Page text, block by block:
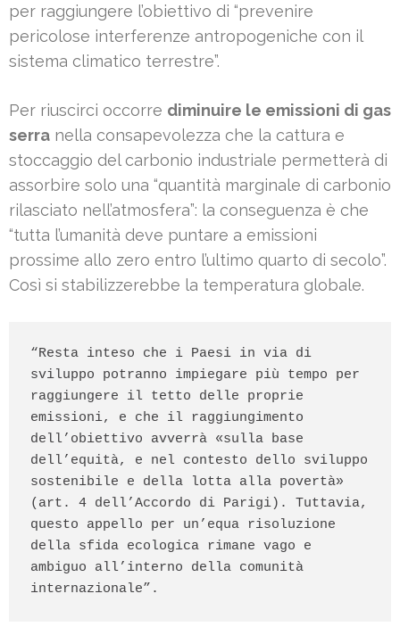
per raggiungere l’obiettivo di “prevenire
pericolose interferenze antropogeniche con il
sistema climatico terrestre”.
Per riuscirci occorre diminuire le emissioni di gas
serra nella consapevolezza che la cattura e
stoccaggio del carbonio industriale permetterà di
assorbire solo una “quantità marginale di carbonio
rilasciato nell’atmosfera”: la conseguenza è che
“tutta l’umanità deve puntare a emissioni
prossime allo zero entro l’ultimo quarto di secolo”.
Così si stabilizzerebbe la temperatura globale.
“Resta inteso che i Paesi in via di
sviluppo potranno impiegare più tempo per
raggiungere il tetto delle proprie
emissioni, e che il raggiungimento
dell’obiettivo avverrà «sulla base
dell’equità, e nel contesto dello sviluppo
sostenibile e della lotta alla povertà»
(art. 4 dell’Accordo di Parigi). Tuttavia,
questo appello per un’equa risoluzione
della sfida ecologica rimane vago e
ambiguo all’interno della comunità
internazionale”.